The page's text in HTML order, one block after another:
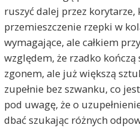
ruszyć dalej przez korytarze,
przemieszczenie rzepki w
wymagające, ale całkiem
względem, że rzadko
zgonem, ale już większą
zupełnie bez szwanku, co
pod uwagę, że o
dbać szukając różnych